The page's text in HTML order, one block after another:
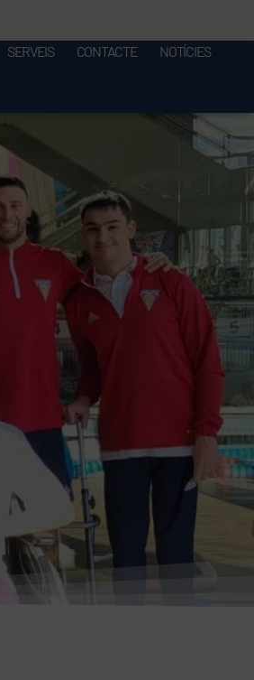
SERVEIS CONTACTE NOTÍCIES